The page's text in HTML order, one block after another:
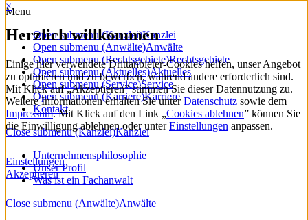
Menu
Open submenu (Kanzlei)Kanzlei
Open submenu (Anwälte)Anwälte
Open submenu (Rechtsgebiete)Rechtsgebiete
Open submenu (Aktuelles)Aktuelles
Open submenu (Service)Service
Open submenu (Karriere)Karriere
Kontakt
Close submenu (Kanzlei)Kanzlei
Unternehmensphilosophie
Unser Profil
Was ist ein Fachanwalt
Close submenu (Anwälte)Anwälte
×
Herzlich willkommen
Einige hier verwendete Drittanbieter-Cookies helfen, unser Angebot
zu optimieren und zu bewerben, während andere erforderlich sind.
Mit Klick auf „Akzeptieren” stimmen Sie dieser Datennutzung zu.
Weitere Informationen erhalten Sie unterDatenschutz sowie dem
Impressum. Mit Klick auf den Link „Cookies ablehnen” können Sie
die Einwilligung ablehnen oder unterEinstellungen anpassen.
Einstellungen
Akzeptieren